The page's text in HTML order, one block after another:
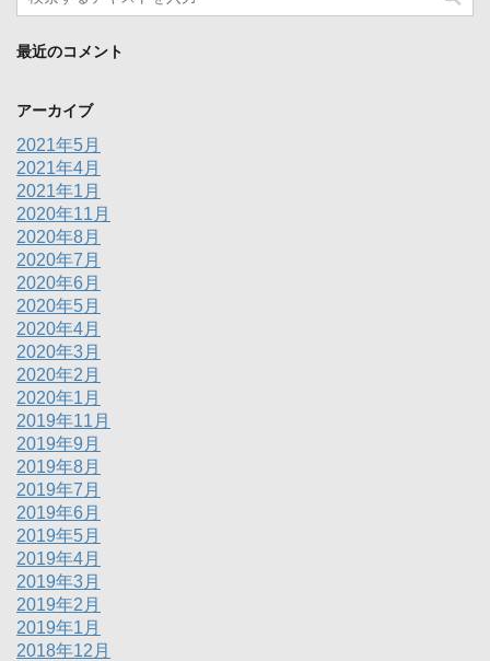
最近のコメント
アーカイブ
2021年5月
2021年4月
2021年1月
2020年11月
2020年8月
2020年7月
2020年6月
2020年5月
2020年4月
2020年3月
2020年2月
2020年1月
2019年11月
2019年9月
2019年8月
2019年7月
2019年6月
2019年5月
2019年4月
2019年3月
2019年2月
2019年1月
2018年12月